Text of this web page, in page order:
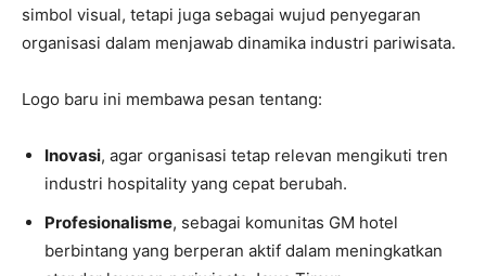
simbol visual, tetapi juga sebagai wujud penyegaran
organisasi dalam menjawab dinamika industri pariwisata.
Logo baru ini membawa pesan tentang:
Inovasi, agar organisasi tetap relevan mengikuti tren
industri hospitality yang cepat berubah.
Profesionalisme, sebagai komunitas GM hotel
berbintang yang berperan aktif dalam meningkatkan